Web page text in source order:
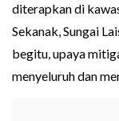
diterapkan di
Sekanak, Sungai
begitu, upaya
menyeluruh dan